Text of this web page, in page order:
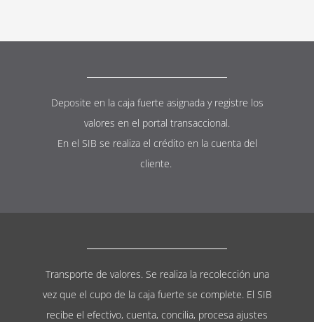
Deposite en la caja fuerte asignada y registre los
valores en el portal transaccional.
En el SIB se realiza el crédito en la cuenta del
cliente.
Transporte de valores. Se realiza la recolección una
vez que el cupo de la caja fuerte se complete. El SIB
recibe el efectivo, cuenta, concilia, procesa ajustes